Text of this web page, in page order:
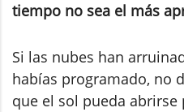
tiempo no sea el más
Si las nubes han
habías programado, no
que el sol pueda abrirse